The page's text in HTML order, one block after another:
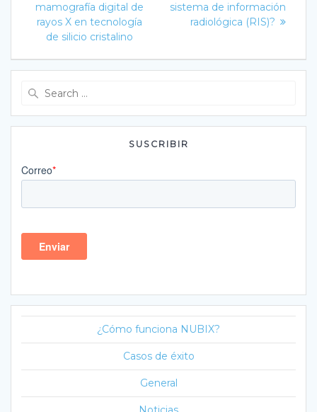
entradas
mamografía digital de
rayos X en tecnología
de silicio cristalino
sistema de información
radiológica (RIS)?
SUSCRIBIR
¿Cómo funciona NUBIX?
Casos de éxito
General